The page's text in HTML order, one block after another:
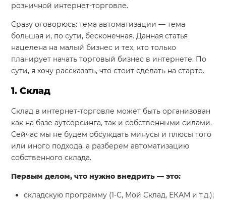
розничной интернет-торговле.
Сразу оговорюсь: тема автоматизации — тема
большая и, по сути, бесконечная. Данная статья
нацелена на малый бизнес и тех, кто только
планирует начать торговый бизнес в интернете. По
сути, я хочу рассказать, что стоит сделать на старте.
1. Склад
Склад в интернет-торговле может быть организован
как на базе аутсорсинга, так и собственными силами.
Сейчас мы не будем обсуждать минусы и плюсы того
или иного подхода, а разберем автоматизацию
собственного склада.
Первым делом, что нужно внедрить — это:
складскую программу (1-С, Мой Склад, ЕКАМ и т.д.);